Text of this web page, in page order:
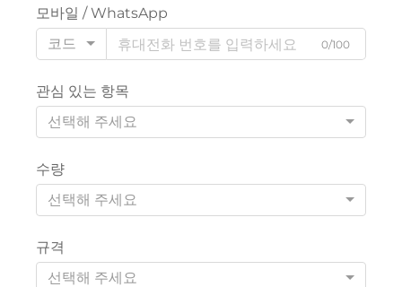
모바일 / WhatsApp
코드
0/100
관심 있는 항목
선택해 주세요
수량
선택해 주세요
규격
선택해 주세요